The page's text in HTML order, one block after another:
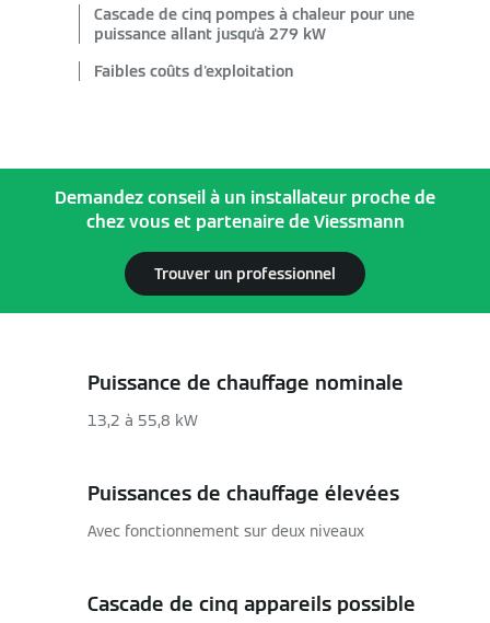
Cascade de cinq pompes à chaleur pour une
puissance allant jusqu'à 279 kW
Faibles coûts d'exploitation
Demandez conseil à un installateur proche de
chez vous et partenaire de Viessmann
Trouver un professionnel
Puissance de chauffage nominale
13,2 à 55,8 kW
Puissances de chauffage élevées
Avec fonctionnement sur deux niveaux
Cascade de cinq appareils possible